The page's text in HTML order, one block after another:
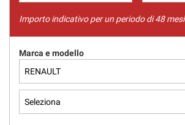
Importo indicativo per un periodo di 48 mesi
Marca e modello